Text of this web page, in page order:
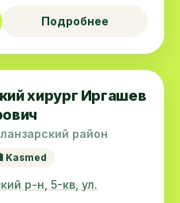
Подробнее
хирург Иргашев
район
Kasmed
р-н, 5-кв, ул.